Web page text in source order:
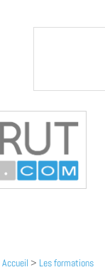
Accueil > Les formations